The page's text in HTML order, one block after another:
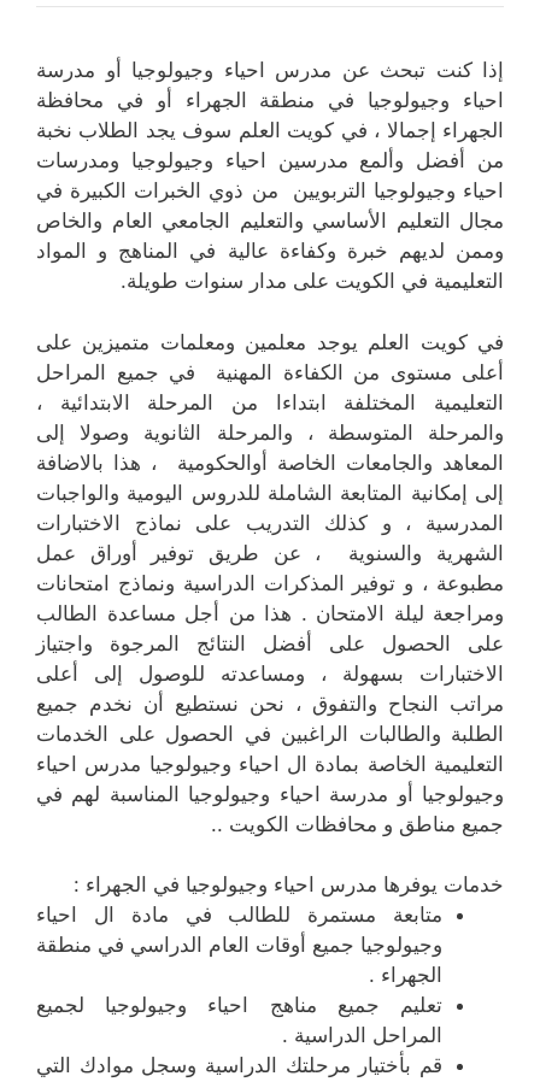
إذا كنت تبحث عن مدرس احياء وجيولوجيا أو مدرسة
احياء وجيولوجيا في منطقة الجهراء أو في محافظة
الجهراء إجمالا ، في كويت العلم سوف يجد الطلاب نخبة
من أفضل وألمع مدرسين احياء وجيولوجيا ومدرسات
احياء وجيولوجيا التربويين من ذوي الخبرات الكبيرة في
مجال التعليم الأساسي والتعليم الجامعي العام والخاص
وممن لديهم خبرة وكفاءة عالية في المناهج و المواد
التعليمية في الكويت على مدار سنوات طويلة.
في كويت العلم يوجد معلمين ومعلمات متميزين على
أعلى مستوى من الكفاءة المهنية في جميع المراحل
التعليمية المختلفة ابتداءا من المرحلة الابتدائية ،
والمرحلة المتوسطة ، والمرحلة الثانوية وصولا إلى
المعاهد والجامعات الخاصة أوالحكومية ، هذا بالاضافة
إلى إمكانية المتابعة الشاملة للدروس اليومية والواجبات
المدرسية ، و كذلك التدريب على نماذج الاختبارات
الشهرية والسنوية ، عن طريق توفير أوراق عمل
مطبوعة ، و توفير المذكرات الدراسية ونماذج امتحانات
ومراجعة ليلة الامتحان . هذا من أجل مساعدة الطالب
على الحصول على أفضل النتائج المرجوة واجتياز
الاختبارات بسهولة ، ومساعدته للوصول إلى أعلى
مراتب النجاح والتفوق ، نحن نستطيع أن نخدم جميع
الطلبة والطالبات الراغبين في الحصول على الخدمات
التعليمية الخاصة بمادة ال احياء وجيولوجيا مدرس احياء
وجيولوجيا أو مدرسة احياء وجيولوجيا المناسبة لهم في
جميع مناطق و محافظات الكويت ..
خدمات يوفرها مدرس احياء وجيولوجيا في الجهراء :
متابعة مستمرة للطالب في مادة ال احياء
وجيولوجيا جميع أوقات العام الدراسي في منطقة
الجهراء .
تعليم جميع مناهج احياء وجيولوجيا لجميع
المراحل الدراسية .
قم بأختيار مرحلتك الدراسية وسجل موادك التي